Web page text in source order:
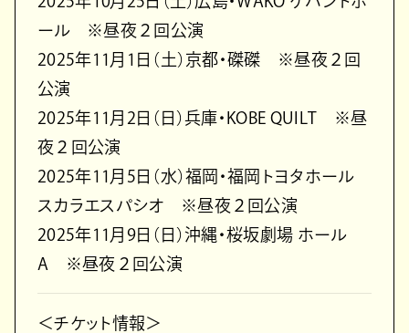
ール ※昼夜２回公演
2025年11月1日（土）京都・磔磔 ※昼夜２回
公演
2025年11月2日（日）兵庫・KOBE QUILT ※昼
夜２回公演
2025年11月5日（水）福岡・福岡トヨタホール
スカラエスパシオ ※昼夜２回公演
2025年11月9日（日）沖縄・桜坂劇場 ホール
A ※昼夜２回公演
＜チケット情報＞